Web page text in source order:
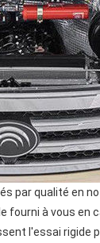
par qualité en
fourni à vous en
l'essai